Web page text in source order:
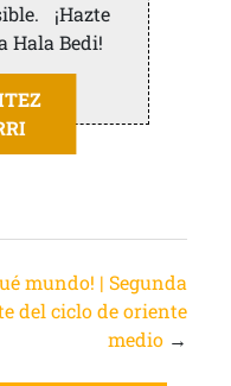
¡Hazte
Hala Bedi!
mundo! | Segunda
del ciclo de oriente
medio →